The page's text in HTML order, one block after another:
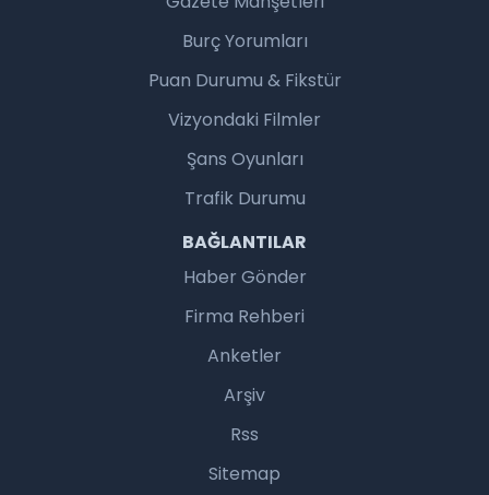
Burç Yorumları
Puan Durumu & Fikstür
Vizyondaki Filmler
Şans Oyunları
Trafik Durumu
BAĞLANTILAR
Haber Gönder
Firma Rehberi
Anketler
Arşiv
Rss
Sitemap